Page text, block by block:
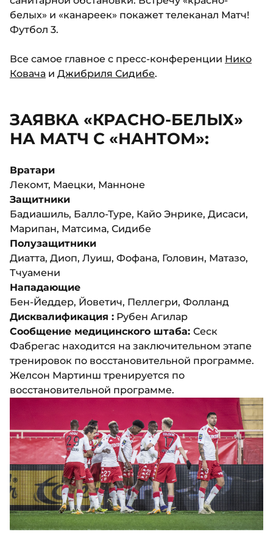
белых» и «канареек» покажет телеканал Матч!
Футбол 3.
Все самое главное с пресс-конференции Нико
Ковача и Джибриля Сидибе.
ЗАЯВКА «КРАСНО-БЕЛЫХ»
НА МАТЧ С «НАНТОМ»:
Вратари
Лекомт, Маецки, Манноне
Защитники
Бадиашиль, Балло-Туре, Кайо Энрике, Дисаси,
Марипан, Матсима, Сидибе
Полузащитники
Диатта, Диоп, Луиш, Фофана, Головин, Матазо,
Тчуамени
Нападающие
Бен-Йеддер, Йоветич, Пеллегри, Фолланд
Дисквалификация : Рубен Агилар
Сообщение медицинского штаба: Cеск
Фабрегас находится на заключительном этапе
тренировок по восстановительной программе.
Желсон Мартинш тренируется по
восстановительной программе.